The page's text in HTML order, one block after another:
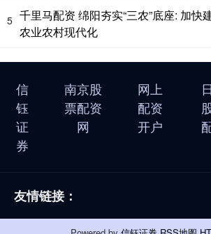
5 千里马配资 绵阳夯实“三农”底座: 加快
农业农村现代化
信
钰
证
券
南京股
票配资
网
网上
配资
开户
友情链接：